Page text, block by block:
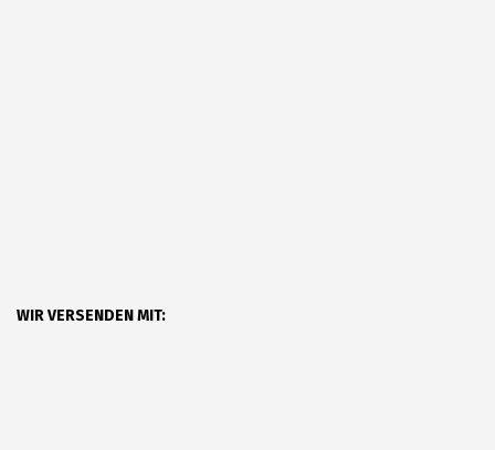
WIR VERSENDEN MIT: